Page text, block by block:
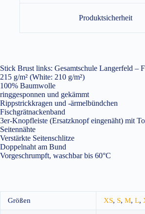
Produktsicherheit
Stick Brust links: Gesamtschule Langerfeld –
215 g/m² (White: 210 g/m²)
100% Baumwolle
ringgesponnen und gekämmt
Rippstrickkragen und -ärmelbündchen
Fischgrätnackenband
3er-Knopfleiste (Ersatzknopf eingenäht) mit
Seitennähte
Verstärkte Seitenschlitze
Doppelnaht am Bund
Vorgeschrumpft, waschbar bis 60°C
Größen XS, S, M, L,